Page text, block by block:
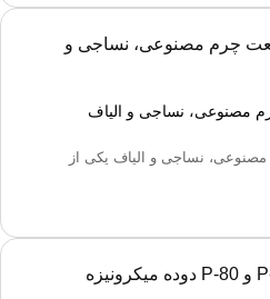
مصنوعی، نساجی و الیاف
نساجی و الیاف یکی از